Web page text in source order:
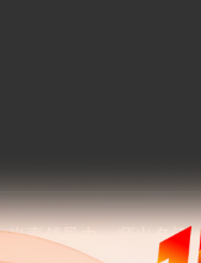
当责领导力 师出名门